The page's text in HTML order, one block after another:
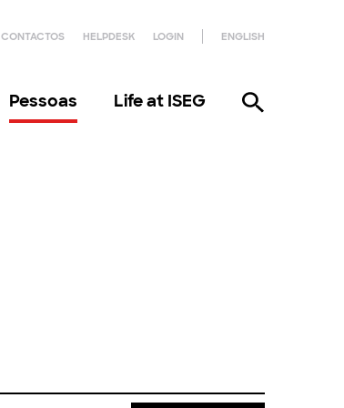
CONTACTOS HELPDESK LOGIN ENGLISH
Pessoas Life at ISEG